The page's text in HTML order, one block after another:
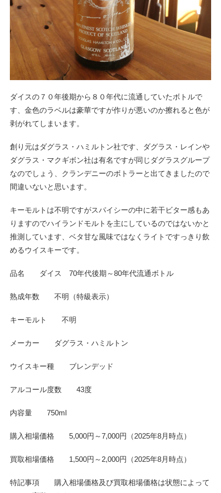
ダイスの７０年後期から８０年代に流通していたボトルで
す、金色のラベルは豪華ですが作りが悪いのか擦れると色が
剥がれてしまいます。
創り元はダグラス・ハミルトン社です、ダグラス・レインや
ダグラス・マクギボン社は有名ですが同じダグラスグループ
なのでしょう、クランデニーのボトラーと出てきましたので
間違いないと思います。
キーモルトは不明ですがスパイシーの中に若干ビター感もあ
りますのでハイランドモルトを主にしているのではないかと
推測しています、ベタ甘な風味ではなくライトですっきり飲
めるウイスキーです。
品名 ダイス 70年代後期～80年代流通ボトル
熟成年数 不明（特級表示）
キーモルト 不明
メーカー ダグラス・ハミルトン
ウイスキー種 ブレンデッド
アルコール度数 43度
内容量 750ml
購入相場価格 5,000円～7,000円（2025年8月時点）
買取相場価格 1,500円～2,000円（2025年8月時点）
特記事項 購入相場価格及び買取相場価格は状態によって